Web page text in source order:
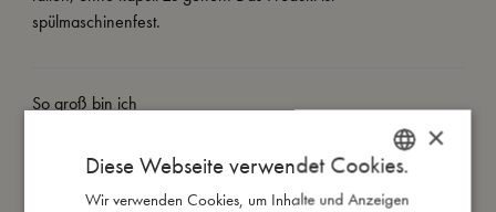
spülmaschinenfest.
So groß bin ich
Daraus bin ich gemacht
DANISH
×
Diese Webseite verwendet Cookies.
Wir verwenden Cookies, um Inhalte und Anzeigen